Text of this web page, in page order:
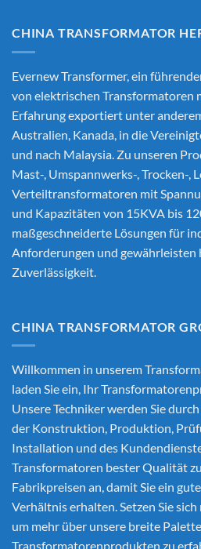
CHINA TRANSFORMATOR
Evernew Transformer, ein
von elektrischen Transformatoren
Erfahrung exportiert unter
Australien, Kanada, in die
und nach Malaysia. Zu unseren
Mast-, Umspannwerks-, Trocken-,
Verteiltransformatoren mit
und Kapazitäten von 15KVA bis
maßgeschneiderte Lösungen für
Anforderungen und gewährleisten
Zuverlässigkeit.
CHINA TRANSFORMATOR
Willkommen in unserem
laden Sie ein, Ihr
Unsere Techniker werden Sie
der Konstruktion, Produktion,
Installation und des
Transformatoren bester Qualität
Fabrikpreisen an, damit Sie ein
Verhältnis erhalten. Setzen Sie
um mehr über unsere breite
Transformatorenprodukten zu